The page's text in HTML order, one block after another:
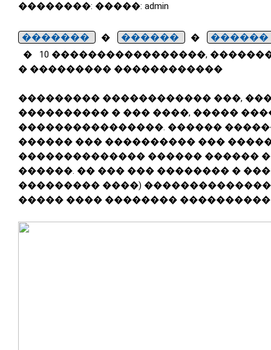
��������: �����: admin
������� � ������ � ������
� 10 �����������������,
� ��������� ������������
��������� ������������ ���,
���������� � ��� ����, �����
����������������. ������
������ ��� ���������� ���
�������������� ������ ������
������. �� ��� ��� �������� �
��������� ����)
����� ���� ��������